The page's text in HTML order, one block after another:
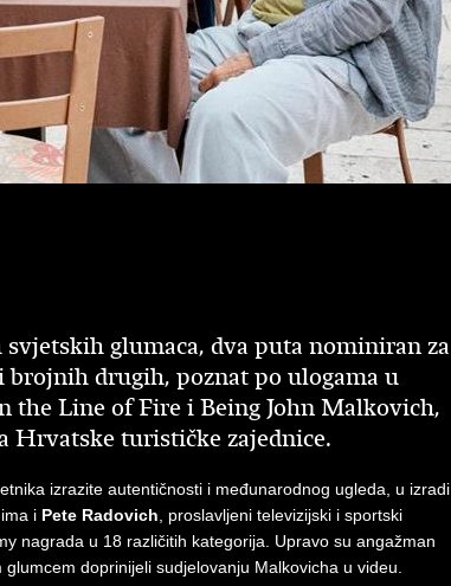
glumaca, dva puta nominiran za
brojnih drugih, poznat po ulogama u
Line of Fire i Being John Malkovich,
Hrvatske turističke zajednice.
izrazite autentičnosti i međunarodnog ugleda, u izradi
i Pete Radovich , proslavljeni televizijski i sportski
nagrada u 18 različitih kategorija. Upravo su angažman
doprinijeli sudjelovanju Malkovicha u videu.